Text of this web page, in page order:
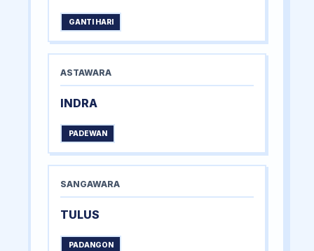
GANTI HARI
ASTAWARA
INDRA
PADEWAN
SANGAWARA
TULUS
PADANGON